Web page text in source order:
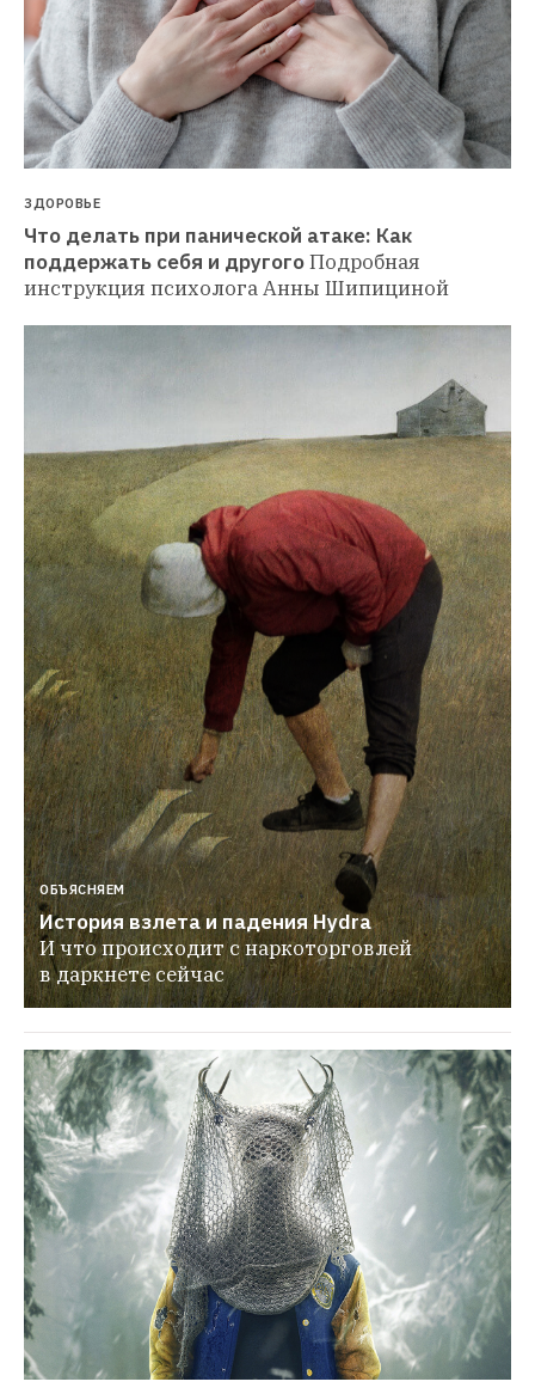
ЗДОРОВЬЕ
Что делать при панической атаке: Как
поддержать себя и другогоПодробная
инструкция психолога Анны Шипициной
ОБЪЯСНЯЕМ
История взлета и падения Hydra
И что происходит с наркоторговлей
в даркнете сейчас